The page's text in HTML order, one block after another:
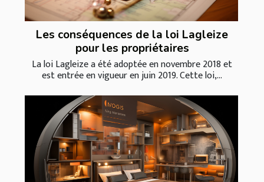
Les conséquences de la loi Lagleize
pour les propriétaires
La loi Lagleize a été adoptée en novembre 2018 et
est entrée en vigueur en juin 2019. Cette loi,...